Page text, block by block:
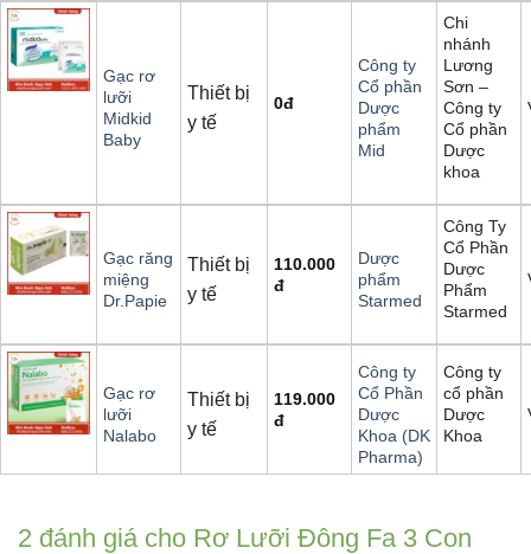
Gạc rơ
lưỡi
Midkid
Baby
Thiết bị
y tế
0đ
Công ty
Cổ phần
Dược
phẩm
Mid
Chi
nhánh
Lương
Sơn –
Công ty
Cổ phần
Dược
khoa
Gạc răng
miệng
Dr.Papie
Thiết bị
y tế
110.000
đ
Dược
phẩm
Starmed
Công Ty
Cổ Phần
Dược
Phẩm
Starmed
Gạc rơ
lưỡi
Nalabo
Thiết bị
y tế
119.000
đ
Công ty
Cổ Phần
Dược
Khoa (DK
Pharma)
Công ty
cổ phần
Dược
Khoa
2 đánh giá cho Rơ Lưỡi Đông Fa 3 Con